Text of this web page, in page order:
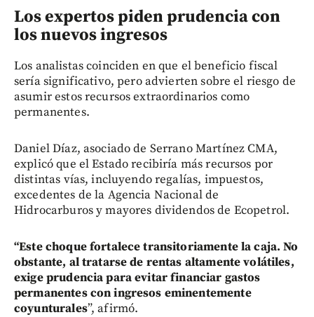
Los expertos piden prudencia con
los nuevos ingresos
Los analistas coinciden en que el beneficio fiscal
sería significativo, pero advierten sobre el riesgo de
asumir estos recursos extraordinarios como
permanentes.
Daniel Díaz, asociado de Serrano Martínez CMA,
explicó que el Estado recibiría más recursos por
distintas vías, incluyendo regalías, impuestos,
excedentes de la Agencia Nacional de
Hidrocarburos y mayores dividendos de Ecopetrol.
“Este choque fortalece transitoriamente la caja. No
obstante, al tratarse de rentas altamente volátiles,
exige prudencia para evitar financiar gastos
permanentes con ingresos eminentemente
coyunturales”, afirmó.